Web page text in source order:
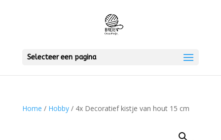
Selecteer een pagina
Home / Hobby/ 4x Decoratief kistje van hout 15 cm